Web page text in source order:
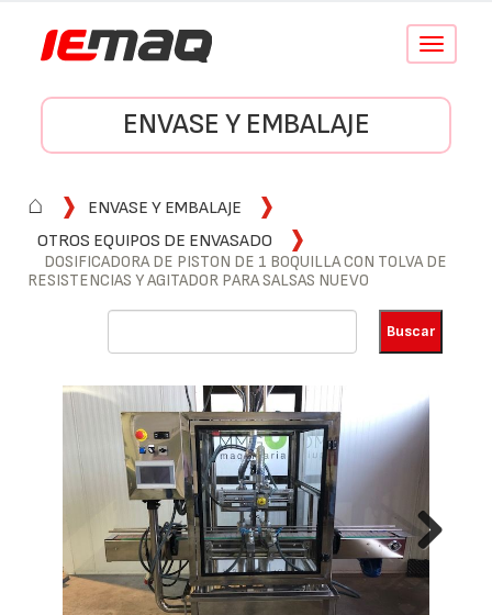
Conmutar
ENVASE Y EMBALAJE
⌂
ENVASE Y EMBALAJE
OTROS EQUIPOS DE ENVASADO
DOSIFICADORA DE PISTON DE 1 BOQUILLA CON TOLVA DE
RESISTENCIAS Y AGITADOR PARA SALSAS NUEVO
Next